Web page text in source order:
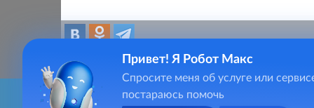
Для качественного предоставления услуг, сайт
Привет! Я Робот Макс
Спросите меня об услуге или
постараюсь помочь